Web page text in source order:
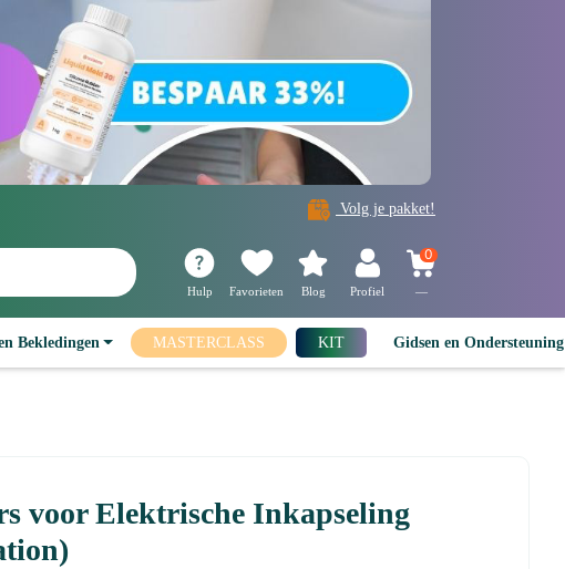
Volg je pakket!
Hulp Favorieten Blog Profiel
0
—
Bekledingen MASTERCLASS KIT Gidsen en
voor Elektrische Inkapseling